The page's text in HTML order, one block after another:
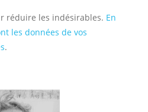
réduire les indésirables. En
les données de vos
.